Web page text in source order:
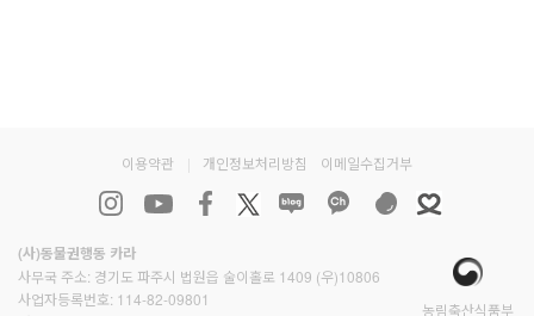
이용약관 개인정보처리방침 이메일수집거부
(사)동물권행동 카라
사무국 주소: 경기도 파주시 법원읍 술이홀로 1409 (우)10806
사업자등록번호: 114-82-09801
농림축산식품부